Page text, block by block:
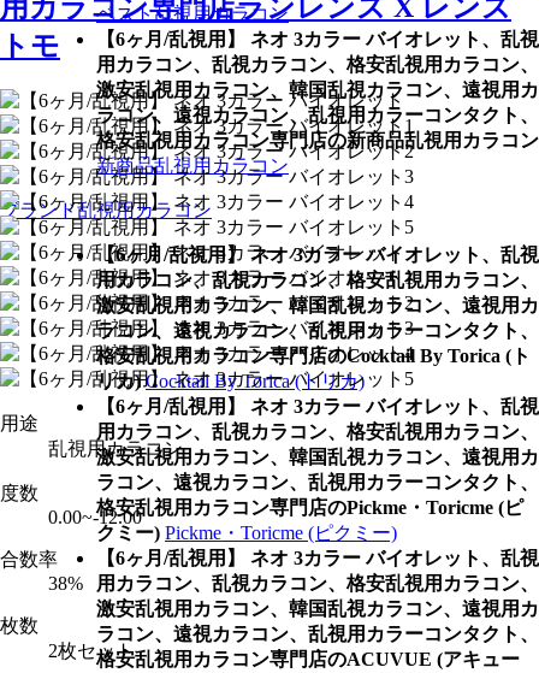
ベスト乱視用カラコン
【6ヶ月/乱視用】 ネオ 3カラー バイオレット、乱視
用カラコン、乱視カラコン、格安乱視用カラコン、
激安乱視用カラコン、韓国乱視カラコン、遠視用カ
ラコン、遠視カラコン、乱視用カラーコンタクト、
格安乱視用カラコン専門店の新商品乱視用カラコン
新商品乱視用カラコン
ブランド乱視用カラコン
【6ヶ月/乱視用】 ネオ 3カラー バイオレット、乱視
用カラコン、乱視カラコン、格安乱視用カラコン、
激安乱視用カラコン、韓国乱視カラコン、遠視用カ
ラコン、遠視カラコン、乱視用カラーコンタクト、
格安乱視用カラコン専門店のCocktail By Torica (ト
リカ) Cocktail By Torica (トリカ)
【6ヶ月/乱視用】 ネオ 3カラー バイオレット、乱視
用カラコン、乱視カラコン、格安乱視用カラコン、
激安乱視用カラコン、韓国乱視カラコン、遠視用カ
ラコン、遠視カラコン、乱視用カラーコンタクト、
格安乱視用カラコン専門店のPickme・Toricme (ピ
クミー) Pickme・Toricme (ピクミー)
【6ヶ月/乱視用】 ネオ 3カラー バイオレット、乱視
用カラコン、乱視カラコン、格安乱視用カラコン、
激安乱視用カラコン、韓国乱視カラコン、遠視用カ
ラコン、遠視カラコン、乱視用カラーコンタクト、
格安乱視用カラコン専門店のACUVUE (アキュー
用途
乱視用カラコン
度数
0.00~-12.00
合数率
38%
枚数
2枚セット